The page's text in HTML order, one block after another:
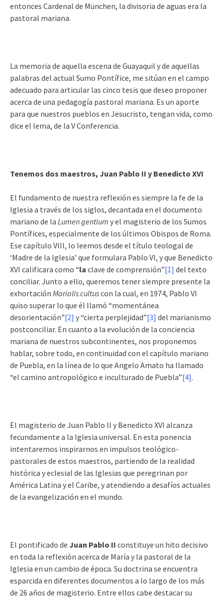
entonces Cardenal de München, la divisoria de aguas era la
pastoral mariana.
La memoria de aquella escena de Guayaquil y de aquellas
palabras del actual Sumo Pontífice, me sitúan en el campo
adecuado para articular las cinco tesis que deseo proponer
acerca de una pedagogía pastoral mariana. Es un aporte
para que nuestros pueblos en Jesucristo, tengan vida, como
dice el lema, de la V Conferencia.
Tenemos dos maestros, Juan Pablo II y Benedicto XVI
El fundamento de nuestra reflexión es siempre la fe de la
Iglesia a través de los siglos, decantada en el documento
mariano de la Lumengentium y el magisterio de los Sumos
Pontífices, especialmente de los últimos Obispos de Roma.
Ese capítulo VIII, lo leemos desde el título teologal de
‘Madre de la Iglesia’ que formulara Pablo VI, y que Benedicto
XVI calificara como “la clave de comprensión”[1] del texto
conciliar. Junto a ello, queremos tener siempre presente la
exhortación Marialis cultuscon la cual, en 1974, Pablo VI
quiso superar lo que él llamó “momentánea
desorientación”[2] y “cierta perplejidad”[3] del marianismo
postconciliar. En cuanto a la evolución de la conciencia
mariana de nuestros subcontinentes, nos proponemos
hablar, sobre todo, en continuidad con el capítulo mariano
de Puebla, en la línea de lo que Angelo Amato ha llamado
“el camino antropológico e inculturado de Puebla”[4].
El magisterio de Juan Pablo II y Benedicto XVI alcanza
fecundamente a la Iglesia universal. En esta ponencia
intentaremos inspirarnos en impulsos teológico-
pastorales de estos maestros, partiendo de la realidad
histórica y eclesial de las Iglesias que peregrinan por
América Latina y el Caribe, y atendiendo a desafíos actuales
de la evangelización en el mundo.
El pontificado de Juan Pablo II constituye un hito decisivo
en toda la reflexión acerca de María y la pastoral de la
Iglesia en un cambio de época. Su doctrina se encuentra
esparcida en diferentes documentos a lo largo de los más
de 26 años de magisterio. Entre ellos cabe destacar su